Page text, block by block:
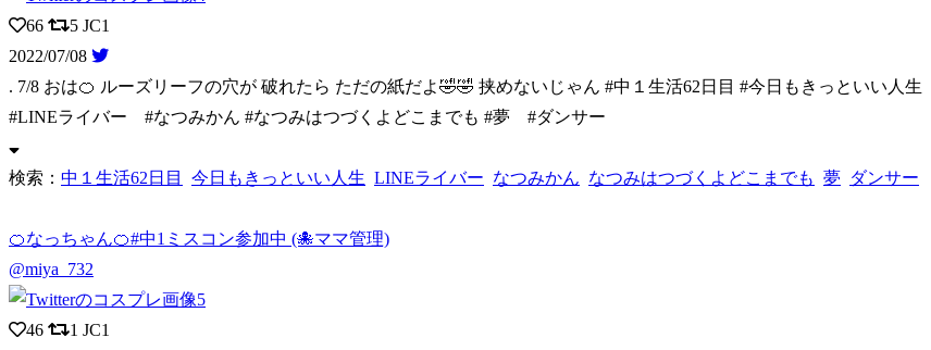
66 5 JC1
2022/07/08
. 7/8 おは🍊 ルーズリーフの穴が 破れたら ただの紙だよ🤣🤣 挟めない じゃん #中１生活62日目 #今日もきっといい人生
#LINEライバー #なつみかん #なつみはつづくよどこまでも #夢 #ダンサー
検索： 中１生活62日目 今日もきっといい人生 LINEライバー なつみかん なつみはつづくよどこまでも 夢 ダンサー
🍊なっちゃん🍊#中1ミスコン参加中 (🐙ママ管理)
@miya_732
46 1 JC1